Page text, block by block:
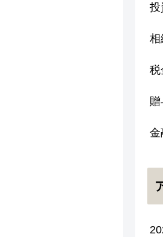
投
相
税
贈
金